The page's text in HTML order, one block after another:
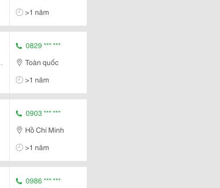
>1 năm
0829 *** ***
Toàn quốc
>1 năm
0903 *** ***
Hồ Chí Minh
>1 năm
0986 *** ***